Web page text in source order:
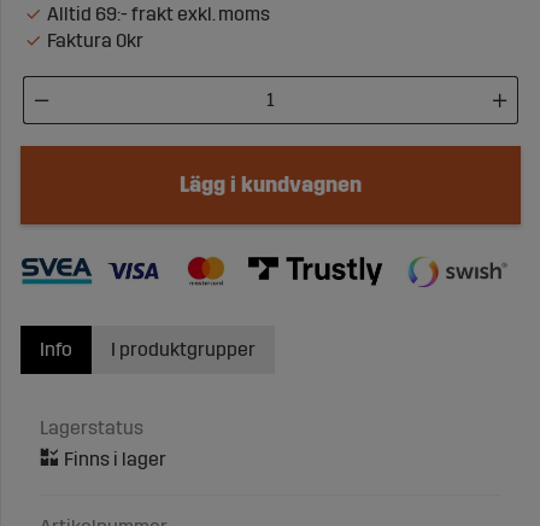
Alltid 69:- frakt exkl. moms
Faktura 0kr
Lägg i kundvagnen
Info
Lagerstatus
I produktgrupper